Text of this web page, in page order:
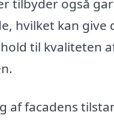
tilbyder også
hvilket kan give
til kvaliteten
af facadens